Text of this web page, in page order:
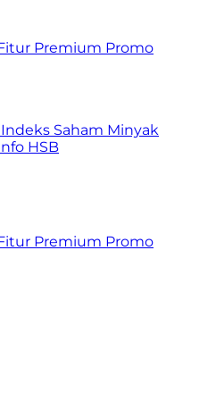
Premium Promo
Indeks Saham Minyak
HSB
Premium Promo